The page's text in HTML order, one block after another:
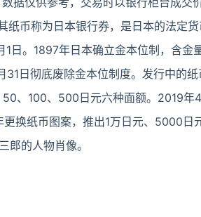
纸币称为日本银行券，是日本的法定
日。1897年日本确立金本位制，含金
日彻底废除金本位制度。发行中的纸
、100、500日元六种面额。2019年
换纸币图案，推出1万日元、5000日
郎的人物肖像。